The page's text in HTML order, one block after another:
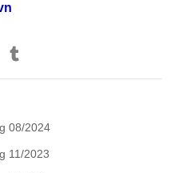
08/2024
11/2023